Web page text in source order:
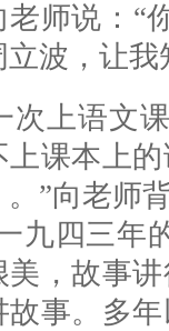
老师说：“
立波，让
次上语文
上课本上
。”向老师
九四三年
美，故事
故事。多